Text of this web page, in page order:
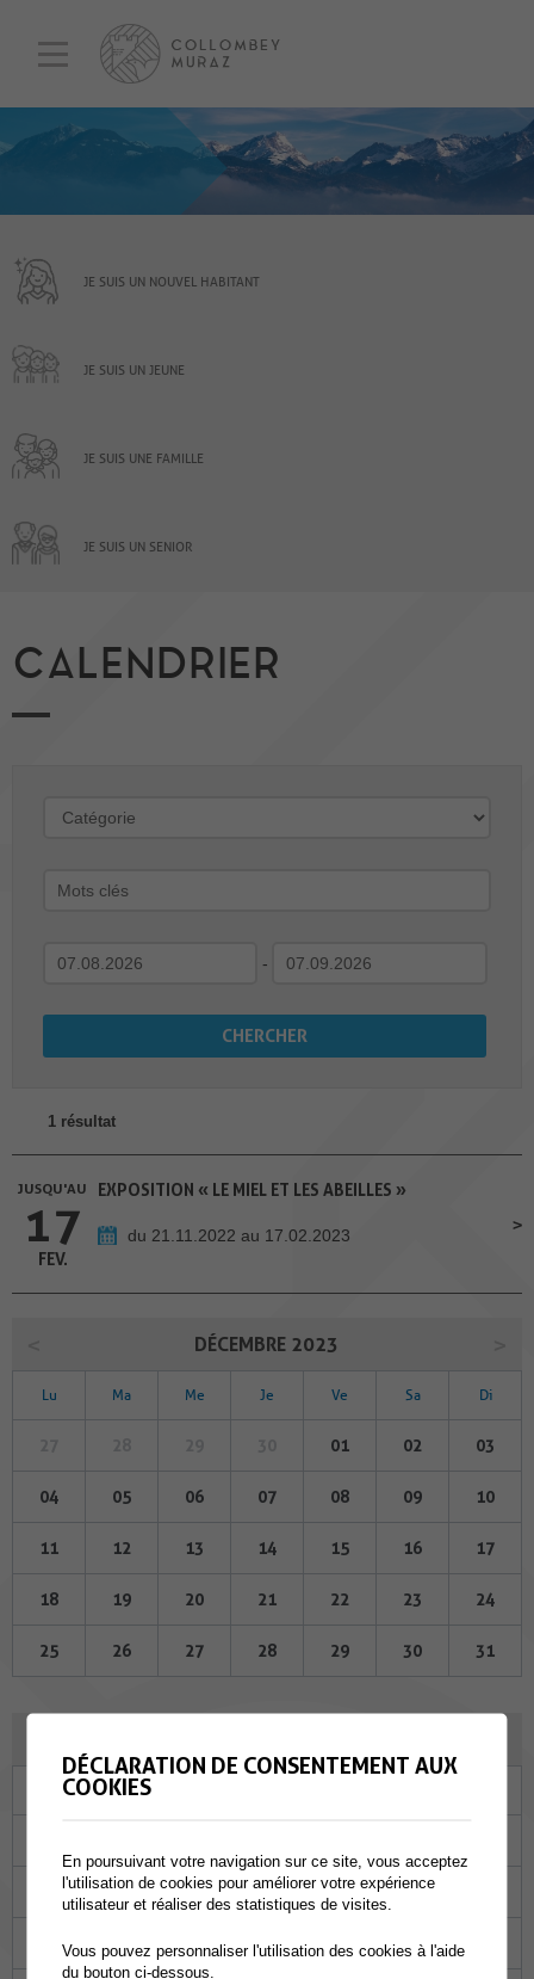
JE SUIS UN NOUVEL HABITANT
JE SUIS UN JEUNE
JE SUIS UNE FAMILLE
JE SUIS UN SENIOR
CALENDRIER
-
1 résultat
JUSQU'AU
17
FEV.
EXPOSITION « LE MIEL ET LES ABEILLES »
du 21.11.2022 au 17.02.2023
DÉCEMBRE 2023
Lu Ma Me Je Ve Sa Di
01 02 03
04 05 06 07 08 09 10
11 12 13 14 15 16 17
18 19 20 21 22 23 24
25 26 27 28 29 30 31
Ma
09 10 11 12 13
18 19 20
DÉCLARATION DE CONSENTEMENT AUX
COOKIES
En poursuivant votre navigation sur ce site, vous acceptez
l'utilisation de cookies pour améliorer votre expérience
utilisateur et réaliser des statistiques de visites.
Vous pouvez personnaliser l'utilisation des cookies à l'aide
du bouton ci-dessous.